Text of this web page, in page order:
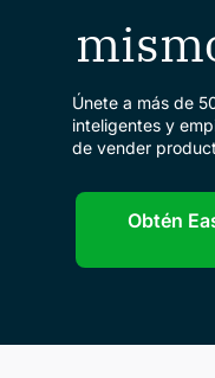
Únete a más de
inteligentes y
de vender
Obtén